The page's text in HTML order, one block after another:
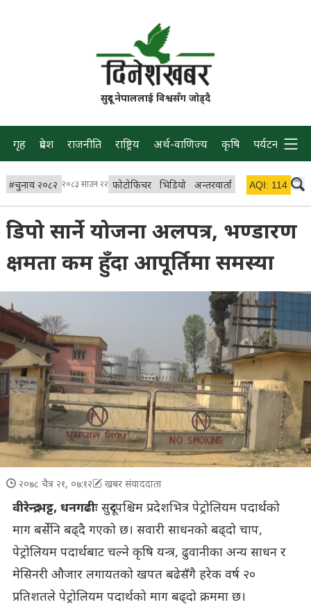
सुदूर नेपाललाई विश्वसँग जोड्दै
गृह प्रदेश राजनीति राष्ट्रिय अर्थ-वाणिज्य कृषि पर्यटन प्रवास
#चुनाव २०८२ २०८३ साउन २२ फोटोफिचर भिडियो अन्तरवार्ता विचार/ब्लग
AQI: 114
डिपो सार्ने योजना अलपत्र, भण्डारण
क्षमता कम हुँदा आपूर्तिमा समस्या
२०७८ चैत्र २१, ०७:१२ खबर संवाददाता
वीरेन्द्र भट्ट, धनगढीः सुदूरपश्चिम प्रदेशभित्र पेट्रोलियम पदार्थको
माग बर्सेनि बढ्दै गएको छ। सवारी साधनको बढ्दो चाप,
पेट्रोलियम पदार्थबाट चल्ने कृषि यन्त्र, ढुवानीका अन्य साधन र
मेसिनरी औजार लगायतको खपत बढेसँगै हरेक वर्ष २०
प्रतिशतले पेट्रोलियम पदार्थको माग बढ्दो क्रममा छ।